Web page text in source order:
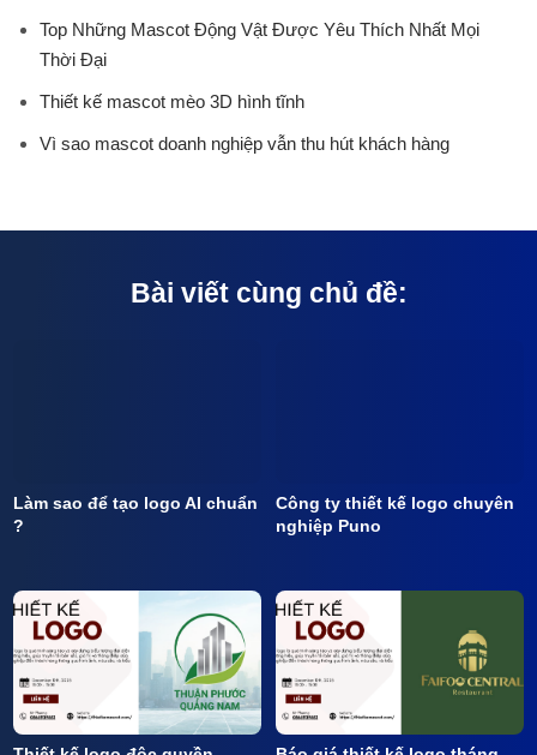
Top Những Mascot Động Vật Được Yêu Thích Nhất Mọi
Thời Đại
Thiết kế mascot mèo 3D hình tĩnh
Vì sao mascot doanh nghiệp vẫn thu hút khách hàng
Bài viết cùng chủ đề:
Làm sao để tạo logo AI chuẩn
?
Công ty thiết kế logo chuyên
nghiệp Puno